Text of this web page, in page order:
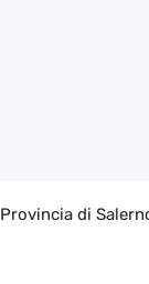
Provincia di